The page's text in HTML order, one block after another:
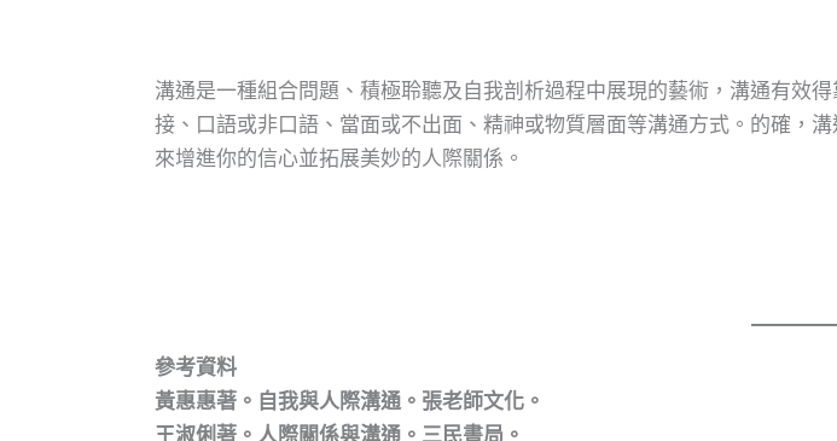
溝通是一種組合問題、積極聆聽及自我剖析過程中展現的藝術，溝通有效
接、口語或非口語、當面或不出面、精神或物質層面等溝通方式。的確，
來增進你的信心並拓展美妙的人際關係。
參考資料
黃惠惠著。自我與人際溝通。張老師文化。
王淑俐著。人際關係與溝通。三民書局。